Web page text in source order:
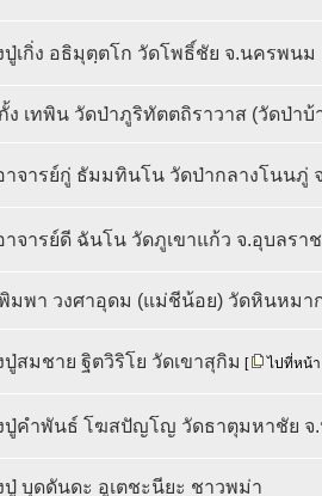
ปู่เกิ่ง อธิมุตฺตโก วัดโพธิ์ชัย จ.นครพนม
ง เทพิน วัดป่าภูริทัตตถิราวาส (วัดป่าบ้
าจารย์กู่ ธัมมทินโน วัดป่ากลางโนนภู่
าจารย์ดี ฉันโน วัดภูเขาแก้ว จ.อุบลรา
มพา วงศาอุดม (แม่ชีน้อย) วัดหินหมาก
ปู่สมชาย ฐิตวิริโย วัดเขาสุกิม [ ไปที่หน้
ปู่คำพันธ์ โฆสปัญโญ วัดธาตุมหาชัย จ
ปู่ บุดดันดะ อูเตชะนียะ ชาวพม่า